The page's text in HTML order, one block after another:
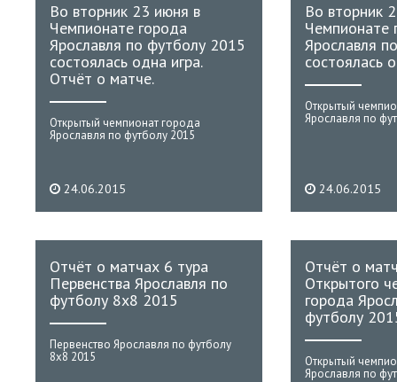
Во вторник 23 июня в
Чемпионате города
Ярославля по футболу 2015
состоялась одна игра.
Отчёт о матче.
Открытый чемпионат города
Ярославля по футболу 2015
24.06.2015
Во вторник
Чемпионате
Ярославля
состоялась
Открытый
Ярославля по
24.06.2015
Отчёт о матчах 6 тура
Первенства Ярославля по
футболу 8х8 2015
Первенство Ярославля по футболу
8х8 2015
Отчёт о
Открытого
города
футболу
Открытый
Ярославля по